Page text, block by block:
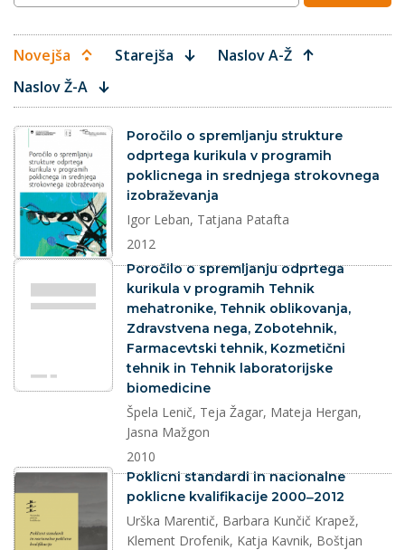
Novejša Starejša
Naslov A-Ž
Naslov Ž-A
dokument
Poročilo o spremljanju strukture
odprtega kurikula v programih
poklicnega in srednjega strokovnega
izobraževanja
Igor Leban, Tatjana Patafta
2012
dokument
Poročilo o spremljanju odprtega
kurikula v programih Tehnik
mehatronike, Tehnik oblikovanja,
Zdravstvena nega, Zobotehnik,
Farmacevtski tehnik, Kozmetični
tehnik in Tehnik laboratorijske
biomedicine
Špela Lenič, Teja Žagar, Mateja Hergan,
Jasna Mažgon
2010
dokument
Poklicni standardi in nacionalne
poklicne kvalifikacije 2000‒2012
Urška Marentič, Barbara Kunčič Krapež,
Klement Drofenik, Katja Kavnik, Boštjan